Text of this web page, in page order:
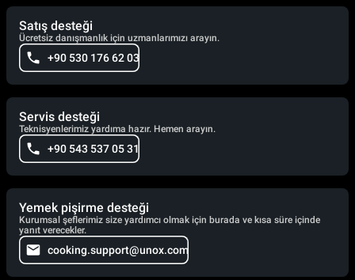
Satış desteği
Ücretsiz danışmanlık için uzmanlarımızı arayın.
+90 530 176 62 03
Servis desteği
Teknisyenlerimiz yardıma hazır. Hemen arayın.
+90 543 537 05 31
Yemek pişirme desteği
Kurumsal şeflerimiz size yardımcı olmak için burada ve kısa süre içinde
yanıt verecekler.
cooking.support@unox.com